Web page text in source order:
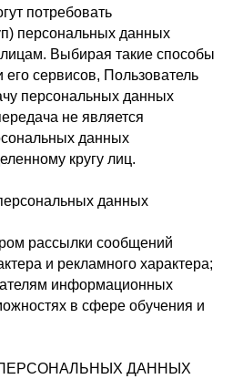
потребовать
персональных данных
Выбирая такие способы
сервисов, Пользователь
персональных данных
не является
данных
кругу лиц.
данных
рассылки сообщений
и рекламного характера;
информационных
в сфере обучения и
ДАННЫХ